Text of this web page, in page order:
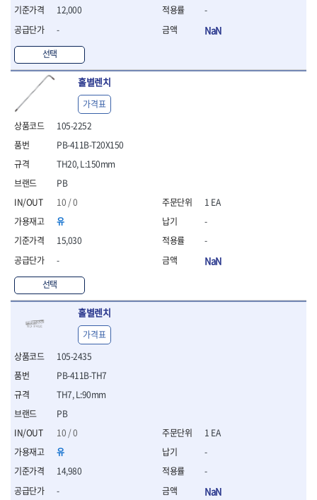
- 포지비트소켓
- 뻰치
- 편구스패너
- 플라이어
- 롱노우즈
- 스냅링플라이어
- 그룹조인트플라이어
- 케이블커터
- 바이스플라이어
- 옵셋렌치
- 공구함세트
- 콤비네이션렌치
- 라쳇콤비네이션렌치
- 라쳇옵셋렌치
- 콤비네이션렌치세트
- 플레어너트렌치
- 양구스패너세트
- 옵셋렌치세트
- 라쳇콤비네이션렌치세
- 라쳇콤비네이션세트
- 라쳇렌치
- 함마렌치
- 미니라쳇세트
- 기타
- 라쳇 드라이버
12,000
-
선택
-
NaN
홀별렌치
105-2252
PB
10 / 0
유
15,030
-
선택
PB-411B-T20X150
TH20, L:150mm
가격표
1 EA
-
-
NaN
홀별렌치
105-2435
PB
10 / 0
유
14,980
-
PB-411B-TH7
TH7, L:90mm
가격표
1 EA
-
-
NaN